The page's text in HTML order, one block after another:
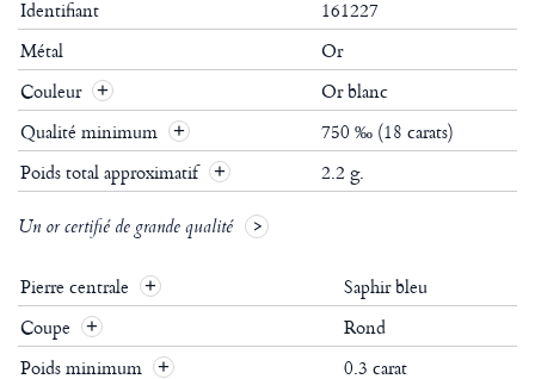
Identifiant
161227
Métal
Or
Couleur
Or blanc
Qualité minimum
750 ‰ (18 carats)
Poids total approximatif
2.2 g.
Un or certifié de grande qualité
Pierre centrale
Saphir bleu
Coupe
Rond
Poids minimum
0.3 carat